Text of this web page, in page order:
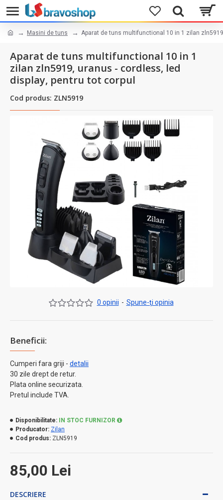
Masini de tuns Aparat de tuns multifunctional 10 in 1 zilan
Aparat de tuns multifunctional 10 in 1
zilan zln5919, uranus - cordless, led
display, pentru tot corpul
Cod produs: ZLN5919
Beneficii:
Cumperi fara griji - detalii
30 zile drept de retur.
Plata online securizata.
Pretul include TVA.
0 opinii - Spune-ţi opinia
85,00 Lei
Disponibilitate:
IN STOC FURNIZOR
Producator: Zilan
Cod produs: ZLN5919
DESCRIERE